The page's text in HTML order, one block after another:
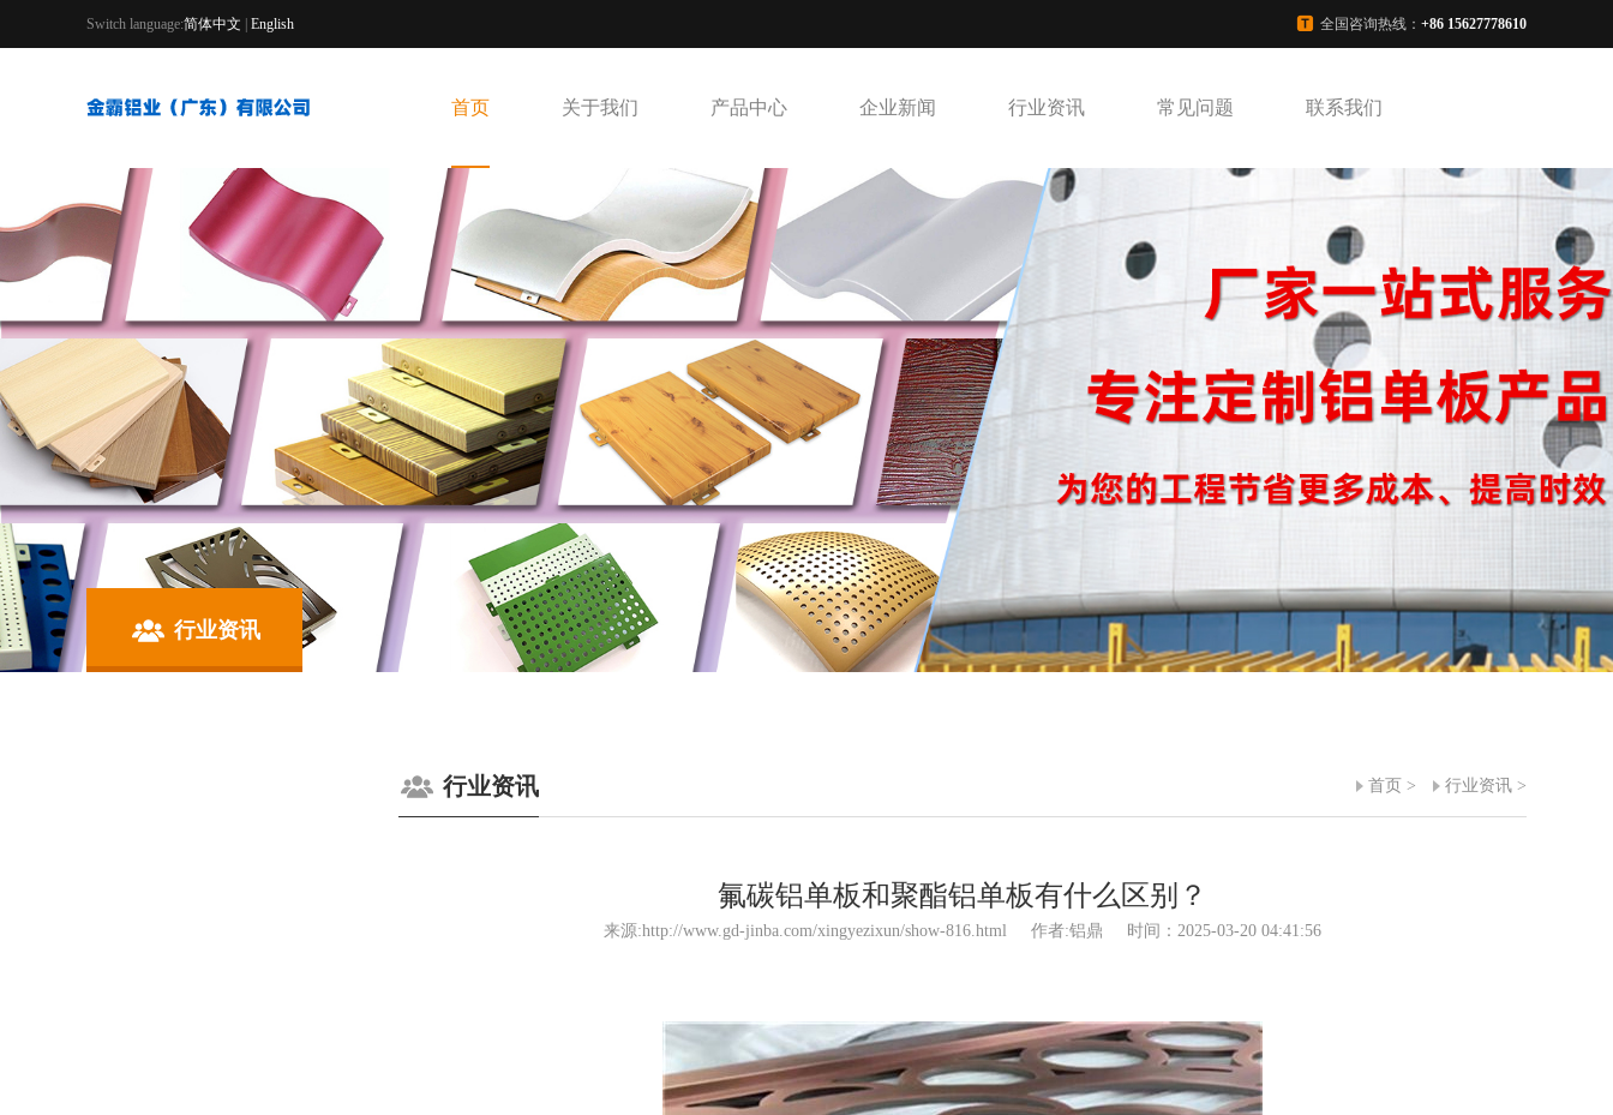
Switch language:简体中文 English 全国咨询热线： +86 15627778610
首页 关于我们 产品中心 企业新闻 行业资讯 常见问题 联系我们
行业资讯
行业资讯 首页 > 行业资讯 >
氟碳铝单板和聚酯铝单板有什么区别？
来源:http://www.gd-jinba.com/xingyezixun/show-816.html 作者:铝鼎 时间：2025-03-20 04:41:56